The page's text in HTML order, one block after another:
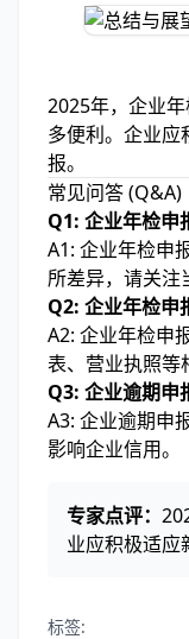
2025年，企业
多便利。企业应
报。
常见问答 (Q&A)
Q1: 企业年检申
A1: 企业年检申
所差异，请关注
Q2: 企业年检申
A2: 企业年检申
表、营业执照等
Q3: 企业逾期申
A3: 企业逾期申
影响企业信用。
专家点评：
业应积极适应
标签: